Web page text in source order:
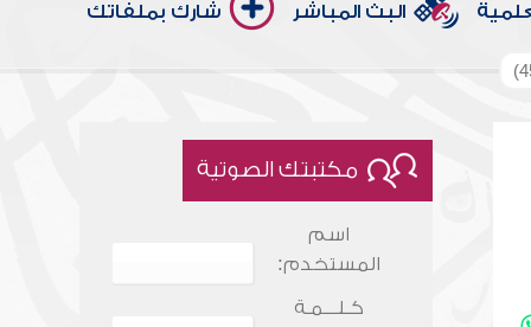
البث المباشر شارك بملفاتك
مكتبتك الصوتية
اسم
المستخدم:
كـلـــمـة